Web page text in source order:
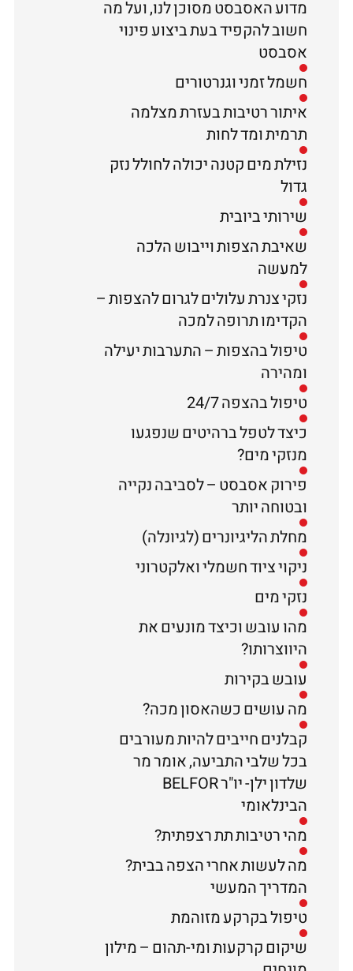
מדוע האסבסט מסוכן לנו, ועל מה
חשוב להקפיד בעת ביצוע פינוי
אסבסט
חשמל זמני וגנרטורים
איתור רטיבות בעזרת מצלמה
תרמית ומד לחות
נזילת מים קטנה יכולה לחולל נזק
גדול
שירותי ביובית
שאיבת הצפות וייבוש הלכה
למעשה
נזקי צנרת עלולים לגרום להצפות –
הקדימו תרופה למכה
טיפול בהצפות – התערבות יעילה
ומהירה
טיפול בהצפה 24/7
כיצד לטפל ברהיטים שנפגעו
מנזקי מים?
פירוק אסבסט – לסביבה נקייה
ובטוחה יותר
מחלת הליגיונרים (לגיונלה)
ניקוי ציוד חשמלי ואלקטרוני
נזקי מים
מהו עובש וכיצד מונעים את
היווצרותו?
עובש בקירות
מה עושים כשהאסון מכה?
קבלנים חייבים להיות מעורבים
בכל שלבי התביעה, אומר מר
שלדון ילן- יו"ר BELFOR
הבינלאומי
מהי רטיבות תת רצפתית?
מה לעשות אחרי הצפה בבית?
המדריך המעשי
טיפול בקרקע מזוהמת
שיקום קרקעות ומי-תהום – מילון